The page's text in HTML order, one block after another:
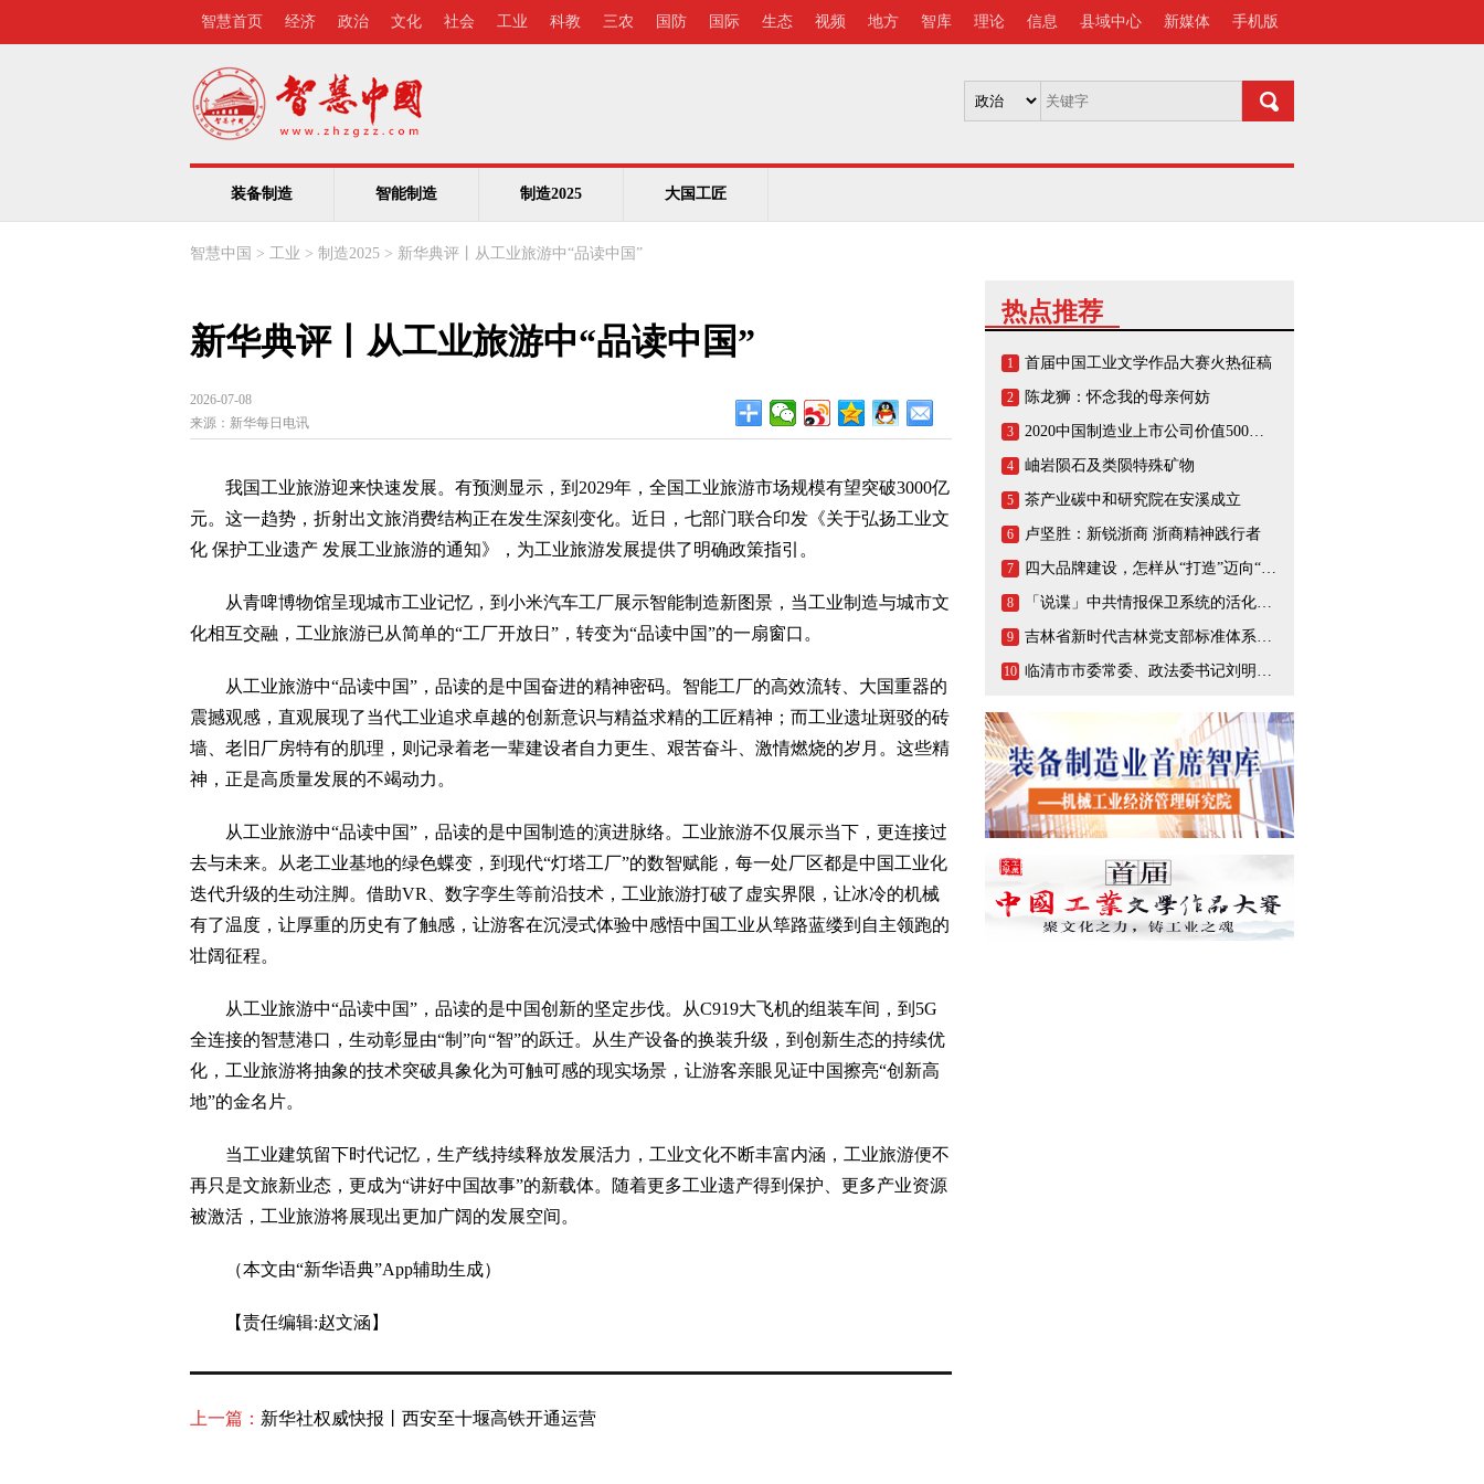
智慧首页 经济 政治 文化 社会 工业 科教 三农 国防 国际 生态 视频 地方 智库 理论 信息 县域中心 新媒体 手机版
装备制造 智能制造 制造2025 大国工匠
智慧中国 > 工业 > 制造2025 > 新华典评丨从工业旅游中“品读中国”
新华典评丨从工业旅游中“品读中国”
2026-07-08
来源： 新华每日电讯
我国工业旅游迎来快速发展。有预测显示，到2029年，全国工业旅游市场规模有望突破3000亿
元。这一趋势，折射出文旅消费结构正在发生深刻变化。近日，七部门联合印发《关于弘扬工业文
化 保护工业遗产 发展工业旅游的通知》，为工业旅游发展提供了明确政策指引。
从青啤博物馆呈现城市工业记忆，到小米汽车工厂展示智能制造新图景，当工业制造与城市文
化相互交融，工业旅游已从简单的“工厂开放日”，转变为“品读中国”的一扇窗口。
从工业旅游中“品读中国”，品读的是中国奋进的精神密码。智能工厂的高效流转、大国重器的
震撼观感，直观展现了当代工业追求卓越的创新意识与精益求精的工匠精神；而工业遗址斑驳的砖
墙、老旧厂房特有的肌理，则记录着老一辈建设者自力更生、艰苦奋斗、激情燃烧的岁月。这些精
神，正是高质量发展的不竭动力。
从工业旅游中“品读中国”，品读的是中国制造的演进脉络。工业旅游不仅展示当下，更连接过
去与未来。从老工业基地的绿色蝶变，到现代“灯塔工厂”的数智赋能，每一处厂区都是中国工业化
迭代升级的生动注脚。借助VR、数字孪生等前沿技术，工业旅游打破了虚实界限，让冰冷的机械
有了温度，让厚重的历史有了触感，让游客在沉浸式体验中感悟中国工业从筚路蓝缕到自主领跑的
壮阔征程。
从工业旅游中“品读中国”，品读的是中国创新的坚定步伐。从C919大飞机的组装车间，到5G
全连接的智慧港口，生动彰显由“制”向“智”的跃迁。从生产设备的换装升级，到创新生态的持续优
化，工业旅游将抽象的技术突破具象化为可触可感的现实场景，让游客亲眼见证中国擦亮“创新高
地”的金名片。
当工业建筑留下时代记忆，生产线持续释放发展活力，工业文化不断丰富内涵，工业旅游便不
再只是文旅新业态，更成为“讲好中国故事”的新载体。随着更多工业遗产得到保护、更多产业资源
被激活，工业旅游将展现出更加广阔的发展空间。
（本文由“新华语典”App辅助生成）
【责任编辑:赵文涵】
上一篇： 新华社权威快报丨西安至十堰高铁开通运营
热点推荐
1 首届中国工业文学作品大赛火热征稿
2 陈龙狮：怀念我的母亲何妨
3 2020中国制造业上市公司价值500强榜单
4 岫岩陨石及类陨特殊矿物
5 茶产业碳中和研究院在安溪成立
6 卢坚胜：新锐浙商 浙商精神践行者
7 四大品牌建设，怎样从“打造”迈向“打响”
8 「说谍」中共情报保卫系统的活化石，一生战斗在情报战线的陈养山
9 吉林省新时代吉林党支部标准体系（BTX）建设把基层党支部打造成坚强的战斗堡垒
10 临清市市委常委、政法委书记刘明峰领导一行莅临连城智造小镇·烟店轴承产业园调研指导